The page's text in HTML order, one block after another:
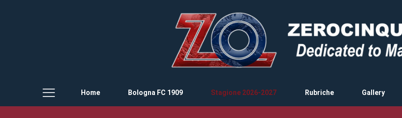
Home Bologna FC 1909 Stagione 2026-2027 Rubriche Gallery